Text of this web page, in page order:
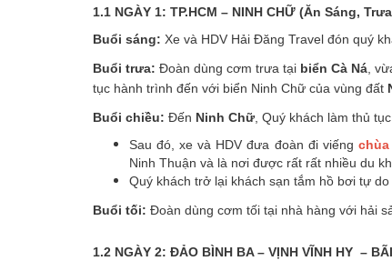
1.1 NGÀY 1: TP.HCM – NINH CHỮ (Ăn Sáng,
Buổi sáng: Xe và HDV Hải Đăng Travel đón quý
Buổi trưa: Đoàn dùng cơm trưa tại biển Cà Ná,
tục hành trình đến với biển Ninh Chữ của vùng đất
Buổi chiều: Đến Ninh Chữ, Quý khách làm thủ
Sau đó, xe và HDV đưa đoàn đi viếng
Ninh Thuận và là nơi được rất rất nhiều du
Quý khách trở lại khách sạn tắm hồ bơi tự
Buổi tối: Đoàn dùng cơm tối tại nhà hàng với hải
1.2 NGÀY 2: ĐẢO BÌNH BA – VỊNH VĨNH HY –